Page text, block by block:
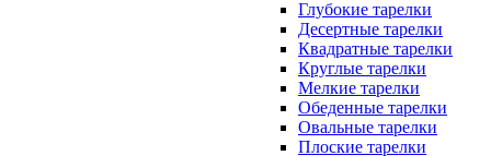
Глубокие тарелки
Десертные тарелки
Квадратные тарелки
Круглые тарелки
Мелкие тарелки
Обеденные тарелки
Овальные тарелки
Плоские тарелки